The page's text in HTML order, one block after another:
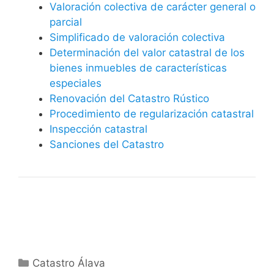
Valoración colectiva de carácter general o
parcial
Simplificado de valoración colectiva
Determinación del valor catastral de los
bienes inmuebles de características
especiales
Renovación del Catastro Rústico
Procedimiento de regularización catastral
Inspección catastral
Sanciones del Catastro
Categorías
Catastro Álava